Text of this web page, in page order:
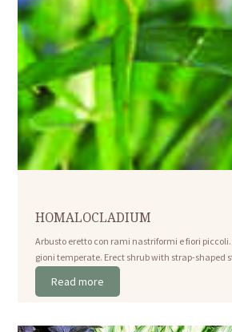
HOMALOCLADIUM
Arbusto eretto con rami nastriformi e fiori
gioni temperate. Erect shrub with strap-shaped
Read more